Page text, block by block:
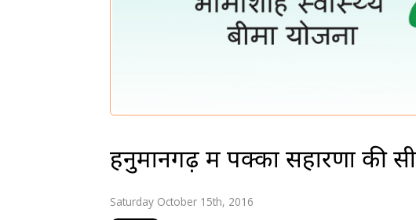
हनुमानगढ़ में पक्का सहारणा की
Saturday October 15th, 2016